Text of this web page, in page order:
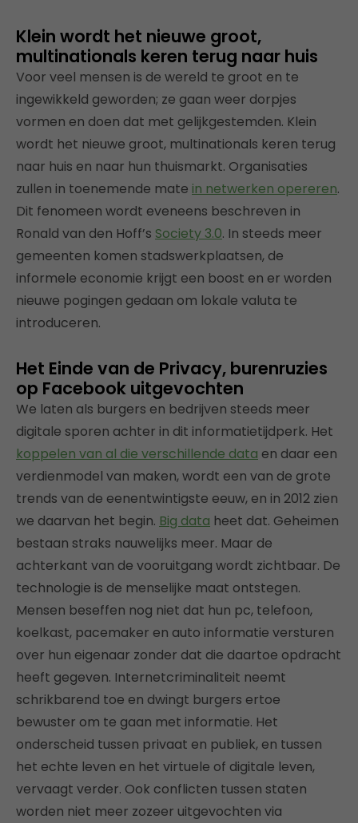
Klein wordt het nieuwe groot,
multinationals keren terug naar huis
Voor veel mensen is de wereld te groot en te
ingewikkeld geworden; ze gaan weer dorpjes
vormen en doen dat met gelijkgestemden. Klein
wordt het nieuwe groot, multinationals keren terug
naar huis en naar hun thuismarkt. Organisaties
zullen in toenemende mate in netwerken opereren.
Dit fenomeen wordt eveneens beschreven in
Ronald van den Hoff’s Society 3.0. In steeds meer
gemeenten komen stadswerkplaatsen, de
informele economie krijgt een boost en er worden
nieuwe pogingen gedaan om lokale valuta te
introduceren.
Het Einde van de Privacy, burenruzies
op Facebook uitgevochten
We laten als burgers en bedrijven steeds meer
digitale sporen achter in dit informatietijdperk. Het
koppelen van al die verschillende data en daar een
verdienmodel van maken, wordt een van de grote
trends van de eenentwintigste eeuw, en in 2012 zien
we daarvan het begin. Big data heet dat. Geheimen
bestaan straks nauwelijks meer. Maar de
achterkant van de vooruitgang wordt zichtbaar. De
technologie is de menselijke maat ontstegen.
Mensen beseffen nog niet dat hun pc, telefoon,
koelkast, pacemaker en auto informatie versturen
over hun eigenaar zonder dat die daartoe opdracht
heeft gegeven. Internetcriminaliteit neemt
schrikbarend toe en dwingt burgers ertoe
bewuster om te gaan met informatie. Het
onderscheid tussen privaat en publiek, en tussen
het echte leven en het virtuele of digitale leven,
vervaagt verder. Ook conflicten tussen staten
worden niet meer zozeer uitgevochten via